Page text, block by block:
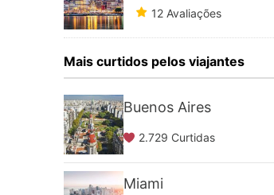
12 Avaliações
Mais curtidos pelos viajantes
Buenos Aires
2.729 Curtidas
Miami